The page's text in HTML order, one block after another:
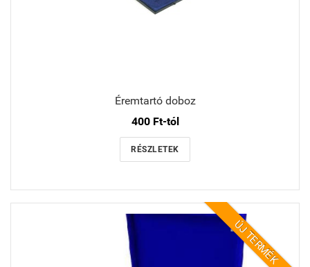
Éremtartó doboz
400 Ft-tól
RÉSZLETEK
ÚJ TERMÉK